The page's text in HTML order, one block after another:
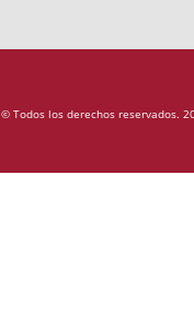
© Todos los derechos reservados.